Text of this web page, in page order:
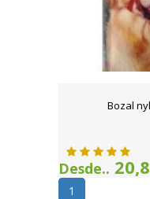
Bozal
Desde..
1